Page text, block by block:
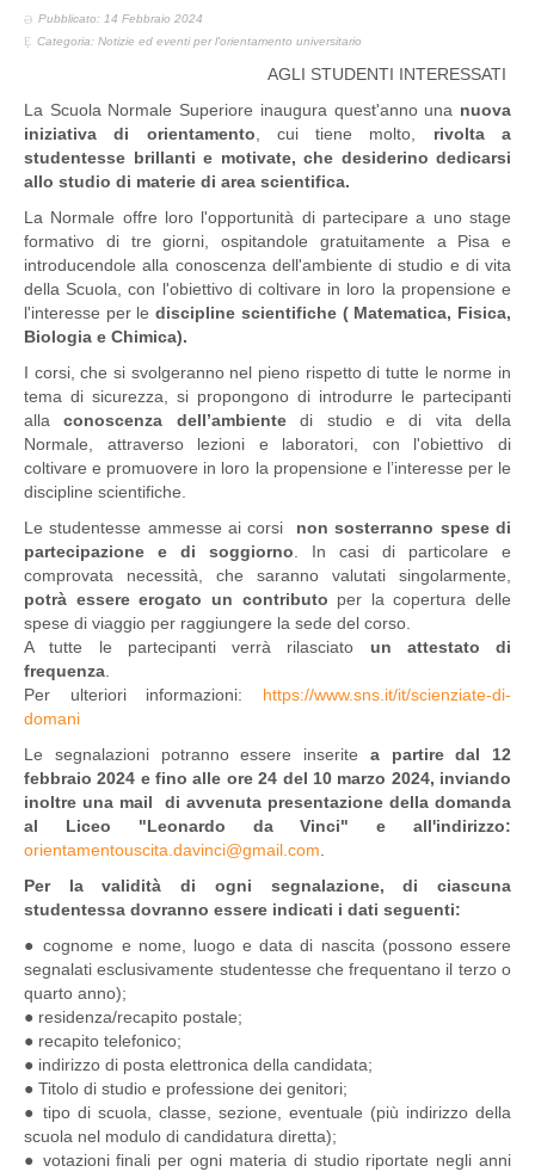
Pubblicato: 14 Febbraio 2024
Categoria: Notizie ed eventi per l'orientamento universitario
AGLI STUDENTI INTERESSATI
La Scuola Normale Superiore inaugura quest'anno una nuova
iniziativa di orientamento , cui tiene molto, rivolta a
studentesse brillanti e motivate, che desiderino dedicarsi
allo studio di materie di area scientifica.
La Normale offre loro l'opportunità di partecipare a uno stage
formativo di tre giorni, ospitandole gratuitamente a Pisa e
introducendole alla conoscenza dell'ambiente di studio e di vita
della Scuola, con l'obiettivo di coltivare in loro la propensione e
l'interesse per le discipline scientifiche ( Matematica, Fisica,
Biologia e Chimica).
I corsi, che si svolgeranno nel pieno rispetto di tutte le norme in
tema di sicurezza, si propongono di introdurre le partecipanti
allaconoscenza dell’ambientedi studio e di vita della
Normale, attraverso lezioni e laboratori, con l'obiettivo di
coltivare e promuovere in loro la propensione e l’interesse per le
discipline scientifiche.
Le studentesse ammesse ai corsi non sosterranno spese di
partecipazione e di soggiorno . In casi di particolare e
comprovata necessità, che saranno valutati singolarmente,
potrà essere erogato un contributo per la copertura delle
spese di viaggio per raggiungere la sede del corso.
A tutte le partecipanti verrà rilasciato un attestato di
frequenza
Per ulteriori informazioni: https://www.sns.it/it/scienziate-di-
domani
Le segnalazioni potranno essere inserite a partire dal 12
febbraio 2024 e fino alle ore 24 del 10 marzo 2024, inviando
inoltre una mail di avvenuta presentazione della domanda
al Liceo "Leonardo da Vinci" e all'indirizzo:
orientamentouscita.davinci@gmail.com
Per la validità di ogni segnalazione, di ciascuna
studentessa dovranno essere indicati i dati seguenti:
● cognome e nome, luogo e data di nascita (possono essere
segnalati esclusivamente studentesse che frequentano il terzo o
quarto anno);
● residenza/recapito postale;
● recapito telefonico;
● indirizzo di posta elettronica della candidata;
● Titolo di studio e professione dei genitori;
● tipo di scuola, classe, sezione, eventuale (più indirizzo della
scuola nel modulo di candidatura diretta);
● votazioni finali per ogni materia di studio riportate negli anni